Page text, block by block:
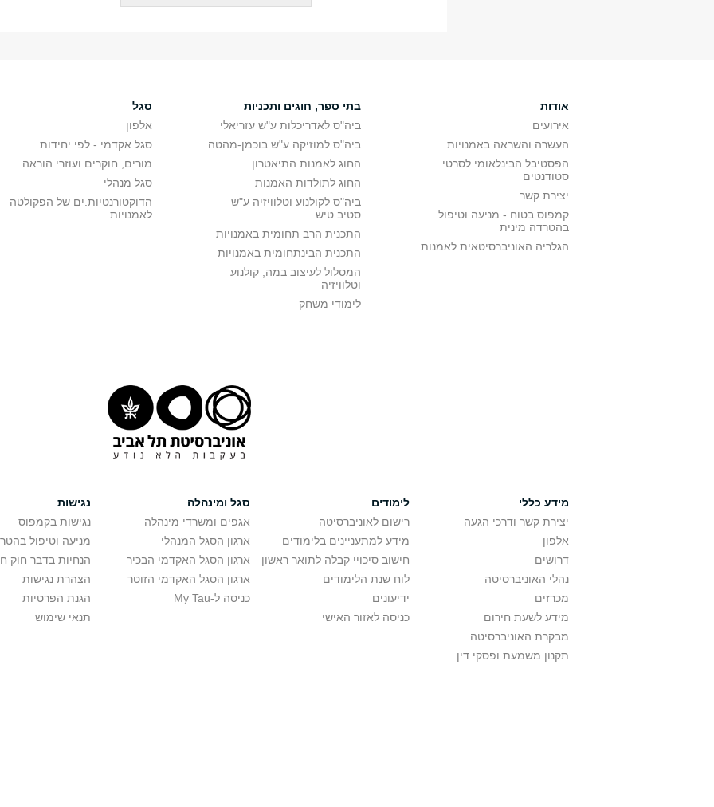
אודות
אירועים
העשרה והשראה באמנויות
הפסטיבל הבינלאומי לסרטי
סטודנטים
יצירת קשר
קמפוס בטוח - מניעה וטיפול
בהטרדה מינית
הגלריה האוניברסיטאית לאמנות
בתי ספר, חוגים ותכניות
ביה"ס לאדריכלות ע"ש עזריאלי
ביה"ס למוזיקה ע"ש בוכמן-מהטה
החוג לאמנות התיאטרון
החוג לתולדות האמנות
ביה"ס לקולנוע וטלוויזיה ע"ש
סטיב טיש
התכנית הרב תחומית באמנויות
התכנית הבינתחומית באמנויות
המסלול לעיצוב במה, קולנוע
וטלוויזיה
לימודי משחק
סגל
אלפון
סגל אקדמי - לפי יחידות
מורים, חוקרים ועוזרי הוראה
סגל מנהלי
הדוקטורנטיות.ים של הפקולטה
לאמנויות
מידע כללי
יצירת קשר ודרכי הגעה
אלפון
דרושים
נהלי האוניברסיטה
מכרזים
מידע לשעת חירום
מבקרת האוניברסיטה
תקנון משמעת ופסקי דין
לימודים
רישום לאוניברסיטה
מידע למתעניינים בלימודים
חישוב סיכויי קבלה לתואר ראשון
לוח שנת הלימודים
ידיעונים
כניסה לאזור האישי
סגל ומינהלה
אגפים ומשרדי מינהלה
ארגון הסגל המנהלי
ארגון הסגל האקדמי הבכיר
ארגון הסגל האקדמי הזוטר
כניסה ל-My Tau
נגישות
נגישות בקמפוס
מניעה וטיפול
הנחיות בדבר חוק
הצהרת נגישות
הגנת הפרטיות
תנאי שימוש